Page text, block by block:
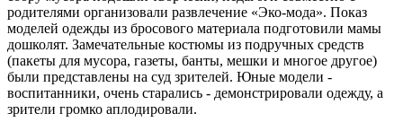
родителями организовали развлечение «Эко-мода». Показ
моделей одежды из бросового материала подготовили мамы
дошколят. Замечательные костюмы из подручных средств
(пакеты для мусора, газеты, банты, мешки и многое другое)
были представлены на суд зрителей. Юные модели -
воспитанники, очень старались - демонстрировали одежду, а
зрители громко аплодировали.